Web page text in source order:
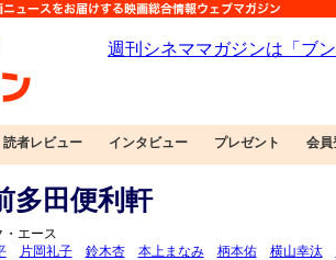
読者レビュー インタビュー プレゼント 会員
多田便利軒
・エース
片岡礼子 鈴木杏 本上まなみ 柄本佑 横山幸汰